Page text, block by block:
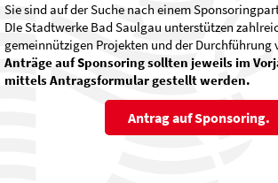
Sie sind auf der Suche nach einem
DIe Stadtwerke Bad Saulgau unterstützen
gemeinnützigen Projekten und der Durchführung
Anträge auf Sponsoring sollten jeweils im
mittels Antragsformular gestellt werden.
Antrag auf Sponsoring.